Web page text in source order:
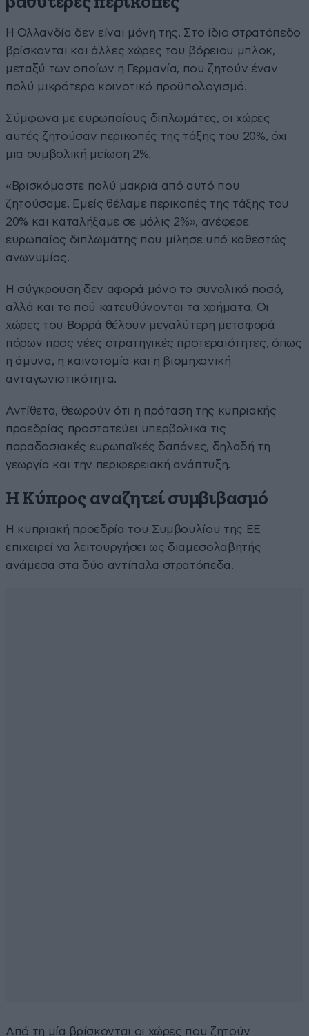
Η Ολλανδία δεν είναι μόνη της. Στο ίδιο στρατόπεδο
βρίσκονται και άλλες χώρες του βόρειου μπλοκ,
μεταξύ των οποίων η Γερμανία, που ζητούν έναν
πολύ μικρότερο κοινοτικό προϋπολογισμό.
Σύμφωνα με ευρωπαίους διπλωμάτες, οι χώρες
αυτές ζητούσαν περικοπές της τάξης του 20%, όχι
μια συμβολική μείωση 2%.
«Βρισκόμαστε πολύ μακριά από αυτό που
ζητούσαμε. Εμείς θέλαμε περικοπές της τάξης του
20% και καταλήξαμε σε μόλις 2%», ανέφερε
ευρωπαίος διπλωμάτης που μίλησε υπό καθεστώς
ανωνυμίας.
Η σύγκρουση δεν αφορά μόνο το συνολικό ποσό,
αλλά και το πού κατευθύνονται τα χρήματα. Οι
χώρες του Βορρά θέλουν μεγαλύτερη μεταφορά
πόρων προς νέες στρατηγικές προτεραιότητες, όπως
η άμυνα, η καινοτομία και η βιομηχανική
ανταγωνιστικότητα.
Αντίθετα, θεωρούν ότι η πρόταση της κυπριακής
προεδρίας προστατεύει υπερβολικά τις
παραδοσιακές ευρωπαϊκές δαπάνες, δηλαδή τη
γεωργία και την περιφερειακή ανάπτυξη.
Η Κύπρος αναζητεί συμβιβασμό
Η κυπριακή προεδρία του Συμβουλίου της ΕΕ
επιχειρεί να λειτουργήσει ως διαμεσολαβητής
ανάμεσα στα δύο αντίπαλα στρατόπεδα.
Από τη μία βρίσκονται οι χώρες που ζητούν